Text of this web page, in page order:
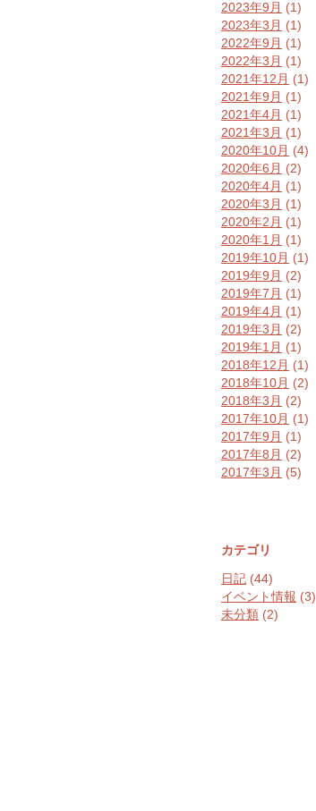
2023年9月 (1)
2023年3月 (1)
2022年9月 (1)
2022年3月 (1)
2021年12月 (1)
2021年9月 (1)
2021年4月 (1)
2021年3月 (1)
2020年10月 (4)
2020年6月 (2)
2020年4月 (1)
2020年3月 (1)
2020年2月 (1)
2020年1月 (1)
2019年10月 (1)
2019年9月 (2)
2019年7月 (1)
2019年4月 (1)
2019年3月 (2)
2019年1月 (1)
2018年12月 (1)
2018年10月 (2)
2018年3月 (2)
2017年10月 (1)
2017年9月 (1)
2017年8月 (2)
2017年3月 (5)
カテゴリ
日記 (44)
イベント情報 (3)
未分類 (2)